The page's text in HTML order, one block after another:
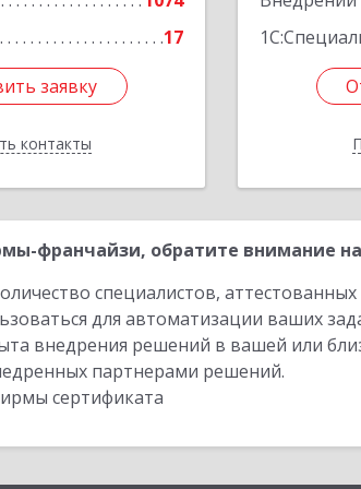
17
заявку
контакты
заявку
франчайзи, обратите внимание
специалистов,
для автоматизации ваших
внедрения решений в вашей или
партнерами решений.
сертификата